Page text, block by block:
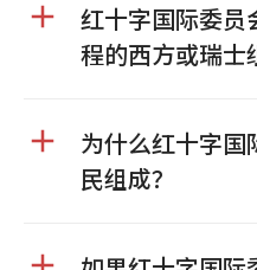
红十字国际委员
程的西方或瑞士
为什么红十字国
民组成？